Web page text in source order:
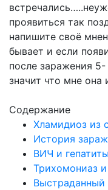
проявиться так
напишите своё
бывает и если
после заражения
значит что мне она
Содержание
Хламидиоз из
История
ВИЧ и гепатиты
Трихомониаз
Выстраданный